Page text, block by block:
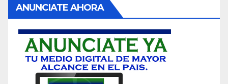
ANUNCIATE AHORA